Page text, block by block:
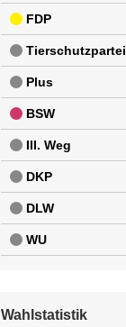
FDP
Tierschutzpartei
Plus
BSW
III. Weg
DKP
DLW
WU
Wahlstatistik